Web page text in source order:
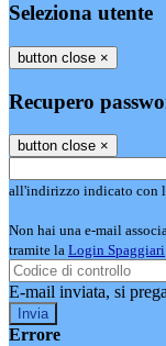
Seleziona utente
button close ×
Recupero
button close ×
all'indirizzo indicato con
Non hai una e-mail
tramite la Login Spaggiari
E-mail inviata, si
Errore